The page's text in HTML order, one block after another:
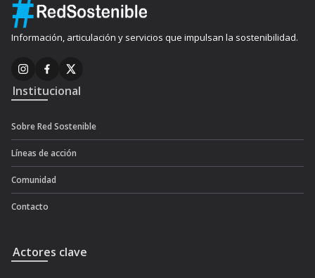
Información, articulación y servicios que impulsan la sostenibilidad.
Institucional
Sobre Red Sostenible
Líneas de acción
Comunidad
Contacto
Actores clave